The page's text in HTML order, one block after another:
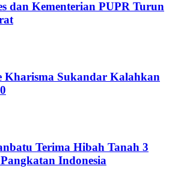
dan Kementerian PUPR Turun
Kharisma Sukandar Kalahkan
Terima Hibah Tanah 3
Indonesia